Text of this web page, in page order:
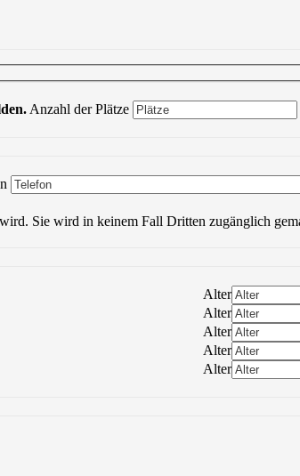
Anzahl der Plätze
dieses Feld leer.
Sie wird in keinem Fall Dritten zugänglich
Alter
Alter
Alter
Alter
Alter